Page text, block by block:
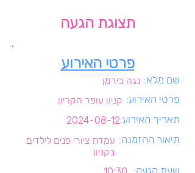
תצוגת הגעה
פרטי האירוע
נגה בירמן שם מלא:
קניון עופר הקריון פרטי האירוע:
2024-08-12תאריך האירוע:
עמדת ציורי פנים לילדים
בקניון
תיאור ההזמנה:
שעת הגעה: